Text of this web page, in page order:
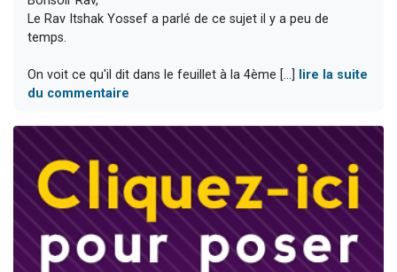
Le Rav Itshak Yossef a parlé de ce sujet il y a peu de
temps.
On voit ce qu'il dit dans le feuillet à la 4ème [...]
lire la suite
du commentaire